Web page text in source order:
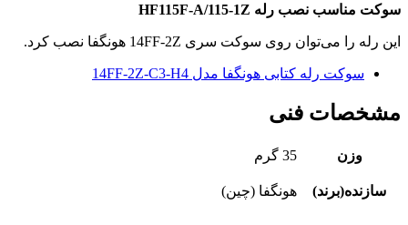
سوکت مناسب نصب رله HF115F-A/115-1Z
این رله را می‌توان روی سوکت سری 14FF-2Z هونگفا نصب کرد.
سوکت رله کتابی هونگفا مدل 14FF-2Z-C3-H4
مشخصات فنی
وزن 35 گرم
سازنده(برند) هونگفا (چین)